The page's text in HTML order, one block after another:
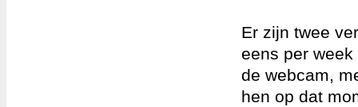
Er zijn twee
eens per
de webcam,
hen op dat